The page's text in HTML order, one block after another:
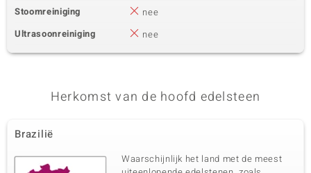
Stoomreiniging
nee
Ultrasoonreiniging
nee
Herkomst van de hoofd edelsteen
Brazilië
Waarschijnlijk het land met de meest